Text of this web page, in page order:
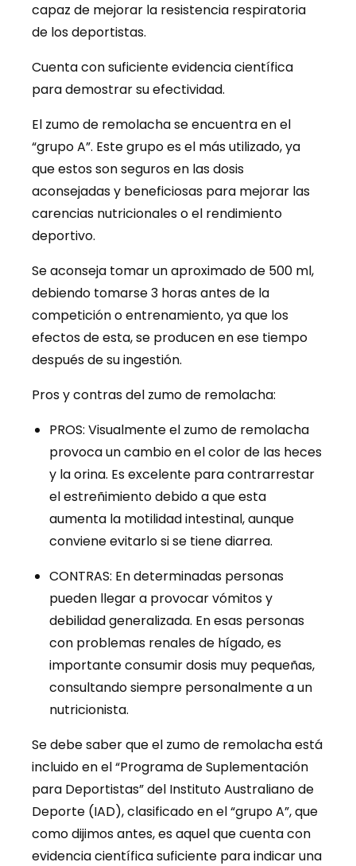
capaz de mejorar la resistencia respiratoria
de los deportistas.
Cuenta con suficiente evidencia científica
para demostrar su efectividad.
El zumo de remolacha se encuentra en el
“grupo A”. Este grupo es el más utilizado, ya
que estos son seguros en las dosis
aconsejadas y beneficiosas para mejorar las
carencias nutricionales o el rendimiento
deportivo.
Se aconseja tomar un aproximado de 500 ml,
debiendo tomarse 3 horas antes de la
competición o entrenamiento, ya que los
efectos de esta, se producen en ese tiempo
después de su ingestión.
Pros y contras del zumo de remolacha:
PROS: Visualmente el zumo de remolacha
provoca un cambio en el color de las heces
y la orina. Es excelente para contrarrestar
el estreñimiento debido a que esta
aumenta la motilidad intestinal, aunque
conviene evitarlo si se tiene diarrea.
CONTRAS: En determinadas personas
pueden llegar a provocar vómitos y
debilidad generalizada. En esas personas
con problemas renales de hígado, es
importante consumir dosis muy pequeñas,
consultando siempre personalmente a un
nutricionista.
Se debe saber que el zumo de remolacha está
incluido en el “Programa de Suplementación
para Deportistas” del Instituto Australiano de
Deporte (IAD), clasificado en el “grupo A”, que
como dijimos antes, es aquel que cuenta con
evidencia científica suficiente para indicar una